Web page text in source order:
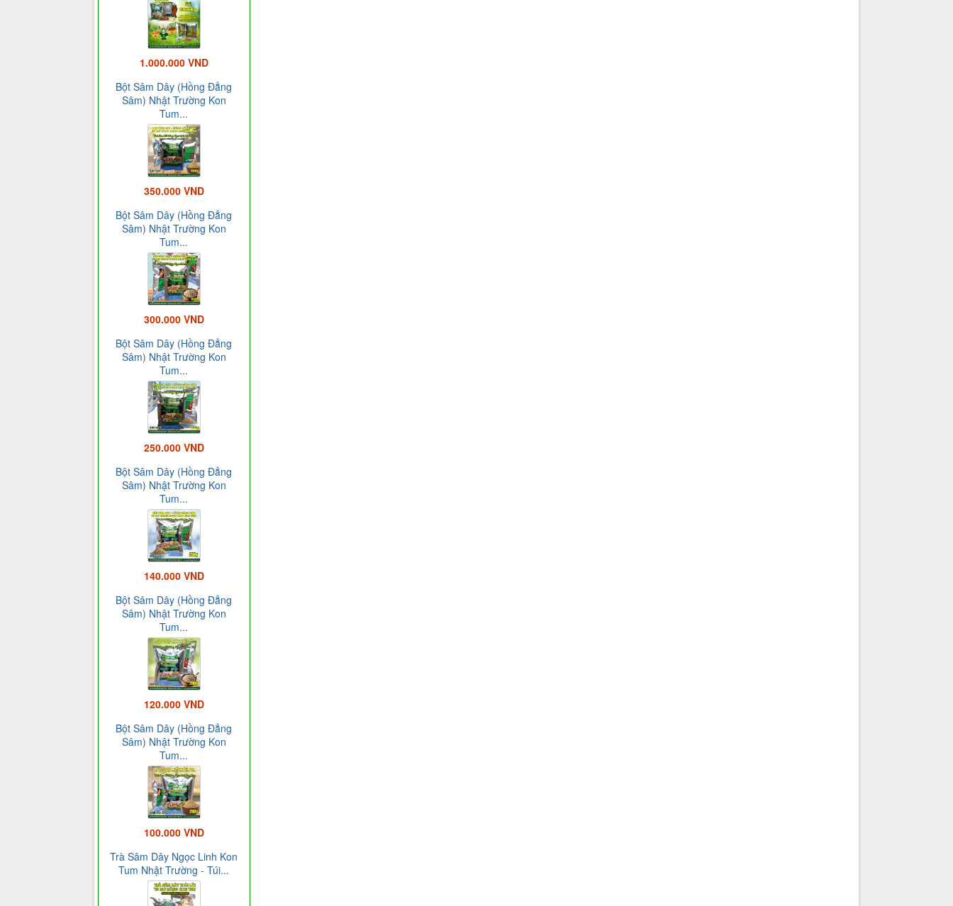
1.000.000 VND
Bột Sâm Dây (Hồng Đẳng
Sâm) Nhật Trường Kon
Tum...
350.000 VND
Bột Sâm Dây (Hồng Đẳng
Sâm) Nhật Trường Kon
Tum...
300.000 VND
Bột Sâm Dây (Hồng Đẳng
Sâm) Nhật Trường Kon
Tum...
250.000 VND
Bột Sâm Dây (Hồng Đẳng
Sâm) Nhật Trường Kon
Tum...
140.000 VND
Bột Sâm Dây (Hồng Đẳng
Sâm) Nhật Trường Kon
Tum...
120.000 VND
Bột Sâm Dây (Hồng Đẳng
Sâm) Nhật Trường Kon
Tum...
100.000 VND
Trà Sâm Dây Ngọc Linh Kon
Tum Nhật Trường - Túi...